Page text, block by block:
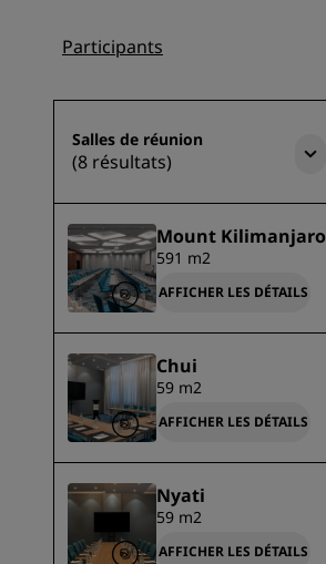
Participants
Salles de réunion
(8 résultats)
Mount Kilimanjaro
591 m2
AFFICHER LES DÉTAILS
Chui
59 m2
AFFICHER LES DÉTAILS
Nyati
59 m2
AFFICHER LES DÉTAILS